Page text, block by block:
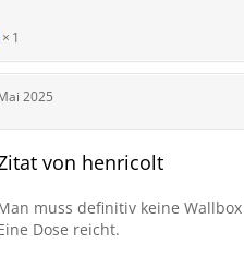
1
2025
von henricolt
muss definitiv keine
Dose reicht.